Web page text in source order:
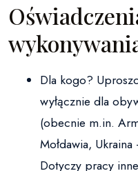
Dla kogo?
wyłącznie dla
(obecnie m.in.
Mołdawia,
Dotyczy pracy